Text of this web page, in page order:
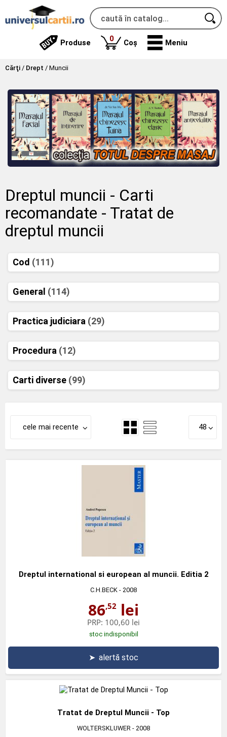
Produse 0produse
Coș Meniu
Cărţi / Drept / Muncii
Dreptul muncii - Carti
recomandate - Tratat de
dreptul muncii
Cod (111)
General (114)
Practica judiciara (29)
Procedura (12)
Carti diverse (99)
cele mai recente 48
Dreptul international si european al muncii. Editia 2
C.H.BECK - 2008
86,52 lei
PRP: 100,60 lei
stoc indisponibil
➤ alertă stoc
Tratat de Dreptul Muncii - Top
WOLTERSKLUWER - 2008